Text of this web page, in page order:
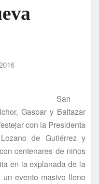
San
Gaspar y Baltazar
con la Presidenta
de Gutiérrez y
centenares de niños
en la explanada de la
evento masivo lleno